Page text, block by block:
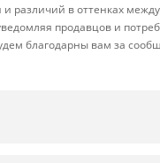
различий в оттенках
продавцов и
благодарны вам за